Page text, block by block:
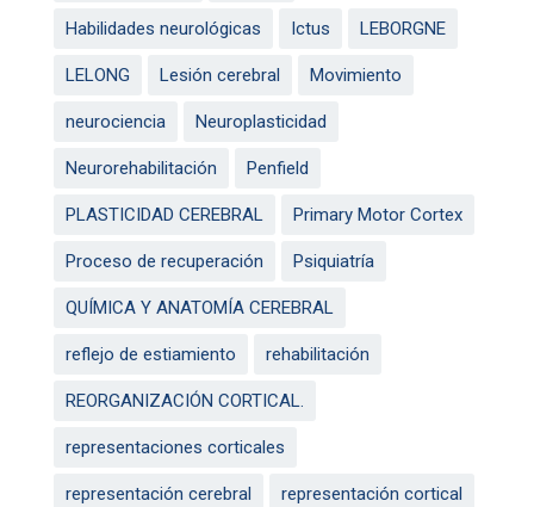
Habilidades neurológicas Ictus LEBORGNE
LELONG Lesión cerebral Movimiento
neurociencia Neuroplasticidad
Neurorehabilitación Penfield
PLASTICIDAD CEREBRAL Primary Motor Cortex
Proceso de recuperación Psiquiatría
QUÍMICA Y ANATOMÍA CEREBRAL
reflejo de estiamiento rehabilitación
REORGANIZACIÓN CORTICAL.
representaciones corticales
representación cerebral representación cortical